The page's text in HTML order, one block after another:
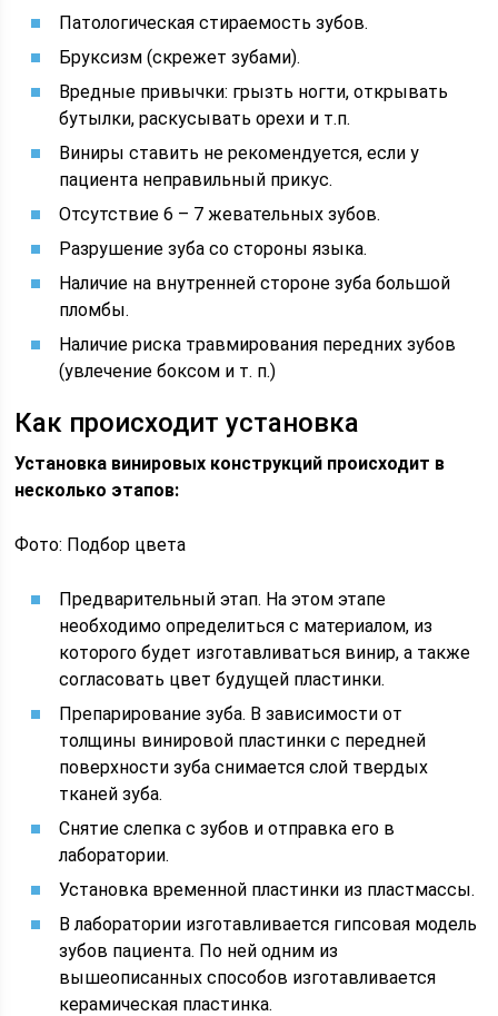
Патологическая стираемость зубов.
Бруксизм (скрежет зубами).
Вредные привычки: грызть ногти, открывать
бутылки, раскусывать орехи и т.п.
Виниры ставить не рекомендуется, если у
пациента неправильный прикус.
Отсутствие 6 – 7 жевательных зубов.
Разрушение зуба со стороны языка.
Наличие на внутренней стороне зуба большой
пломбы.
Наличие риска травмирования передних зубов
(увлечение боксом и т. п.)
Как происходит установка
Установка винировых конструкций происходит в
несколько этапов:
Фото: Подбор цвета
Предварительный этап. На этом этапе
необходимо определиться с материалом, из
которого будет изготавливаться винир, а также
согласовать цвет будущей пластинки.
Препарирование зуба. В зависимости от
толщины винировой пластинки с передней
поверхности зуба снимается слой твердых
тканей зуба.
Снятие слепка с зубов и отправка его в
лаборатории.
Установка временной пластинки из пластмассы.
В лаборатории изготавливается гипсовая модель
зубов пациента. По ней одним из
вышеописанных способов изготавливается
керамическая пластинка.